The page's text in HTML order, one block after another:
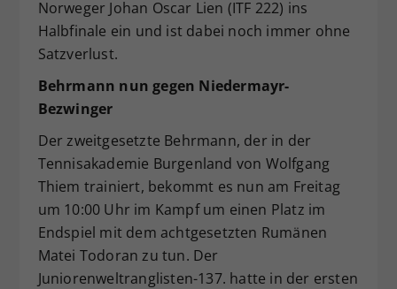
Norweger Johan Oscar Lien (ITF 222) ins
Halbfinale ein und ist dabei noch immer ohne
Satzverlust.
Behrmann nun gegen Niedermayr-
Bezwinger
Der zweitgesetzte Behrmann, der in der
Tennisakademie Burgenland von Wolfgang
Thiem trainiert, bekommt es nun am Freitag
um 10:00 Uhr im Kampf um einen Platz im
Endspiel mit dem achtgesetzten Rumänen
Matei Todoran zu tun. Der
Juniorenweltranglisten-137. hatte in der ersten